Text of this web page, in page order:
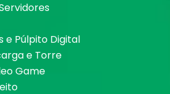
e Púlpito Digital
e Torre
Game